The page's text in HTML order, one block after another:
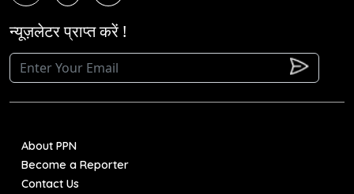
न्यूज़लेटर प्राप्त करें !
About PPN
Become a Reporter
Contact Us